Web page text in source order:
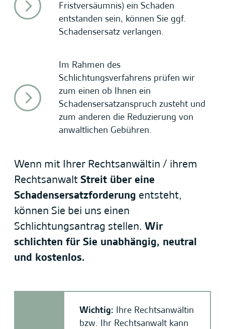
Fristversäumnis) ein Schaden
entstanden sein, können Sie ggf.
Schadensersatz verlangen.
Im Rahmen des
Schlichtungsverfahrens prüfen wir
zum einen ob Ihnen ein
Schadensersatzanspruch zusteht und
zum anderen die Reduzierung von
anwaltlichen Gebühren.
Wenn mit Ihrer Rechtsanwältin / ihrem
Rechtsanwalt Streit über eine
Schadensersatzforderung entsteht,
können Sie bei uns einen
Schlichtungsantrag stellen. Wir
schlichten für Sie unabhängig, neutral
und kostenlos.
Wichtig: Ihre Rechtsanwältin
bzw. Ihr Rechtsanwalt kann